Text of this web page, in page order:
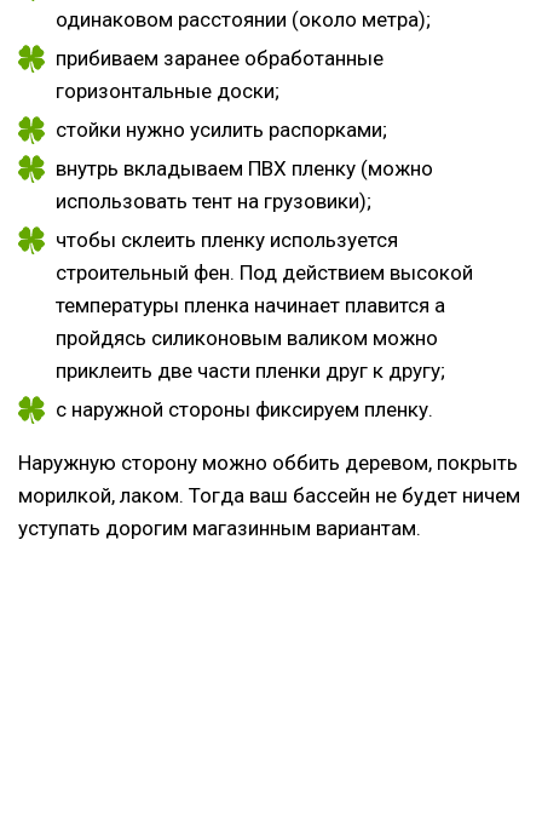
одинаковом расстоянии (около метра);
прибиваем заранее обработанные
горизонтальные доски;
стойки нужно усилить распорками;
внутрь вкладываем ПВХ пленку (можно
использовать тент на грузовики);
чтобы склеить пленку используется
строительный фен. Под действием высокой
температуры пленка начинает плавится а
пройдясь силиконовым валиком можно
приклеить две части пленки друг к другу;
с наружной стороны фиксируем пленку.
Наружную сторону можно оббить деревом, покрыть
морилкой, лаком. Тогда ваш бассейн не будет ничем
уступать дорогим магазинным вариантам.